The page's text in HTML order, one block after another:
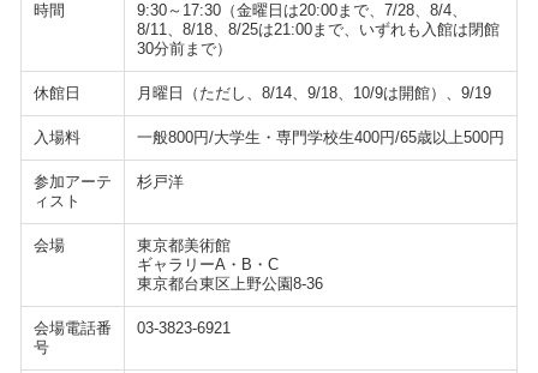
時間
9:30～17:30（金曜日は20:00まで、7/28、8/4、
8/11、8/18、8/25は21:00まで、いずれも入館は閉館
30分前まで）
休館日 月曜日（ただし、8/14、9/18、10/9は開館）、9/19
入場料 一般800円/大学生・専門学校生400円/65歳以上500円
参加アーテ
ィスト
杉戸洋
会場
東京都美術館
ギャラリーA・B・C
東京都台東区上野公園8-36
会場電話番
号
03-3823-6921